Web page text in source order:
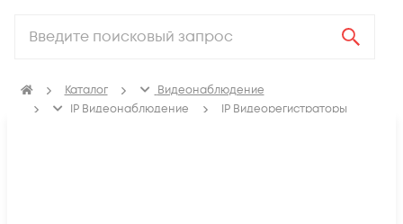
Каталог
Видеонаблюдение
IP Видеонаблюдение
IP Видеорегистраторы